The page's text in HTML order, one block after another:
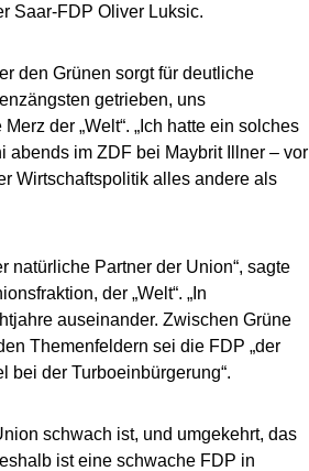
Saar-FDP Oliver Luksic.
den Grünen sorgt für deutliche
getrieben, uns
der „Welt“. „Ich hatte ein solches
abends im ZDF bei Maybrit Illner – vor
Wirtschaftspolitik alles andere als
natürliche Partner der Union“, sagte
der „Welt“. „In
auseinander. Zwischen Grüne
Themenfeldern sei die FDP „der
bei der Turboeinbürgerung“.
schwach ist, und umgekehrt, das
ist eine schwache FDP in